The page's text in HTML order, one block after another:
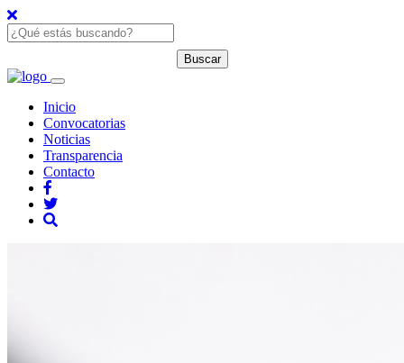
Inicio
Convocatorias
Noticias
Transparencia
Contacto